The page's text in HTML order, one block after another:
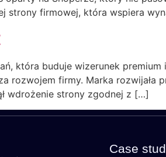
strony firmowej, która wspiera
która buduje wizerunek premium
rozwojem firmy. Marka rozwijała
wdrożenie strony zgodnej z […]
Case